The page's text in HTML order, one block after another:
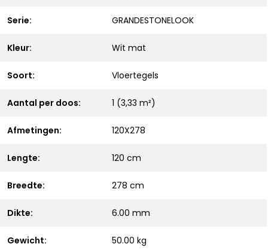
Serie: GRANDESTONELOOK
Kleur: Wit mat
Soort: Vloertegels
Aantal per doos: 1 (3,33 m²)
Afmetingen: 120X278
Lengte: 120 cm
Breedte: 278 cm
Dikte: 6.00 mm
Gewicht: 50.00 kg